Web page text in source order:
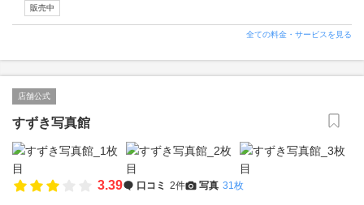
販売中
全ての料金・サービスを見る
店舗公式
すずき写真館
3.39 口コミ 2件 写真 31枚